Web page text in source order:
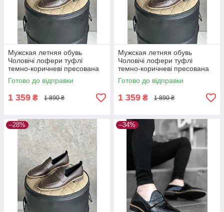
Мужская летняя обувь
Чоловічі лофери туфлі
темно-коричневі пресована
шкіра , Туреччина Турция
Готово до відправки
1 359 ₴ 1 890 ₴
Мужская летняя обувь
Чоловічі лофери туфлі
темно-коричневі пресована
шкіра , Туреччина Турция
Готово до відправки
1 359 ₴ 1 890 ₴
–28% –34%